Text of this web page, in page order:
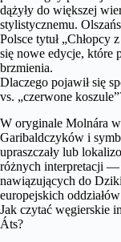
dążyły do większej
stylistycznemu.
Polsce tytuł „Chłopcy
się nowe edycje, które
brzmienia.
Dlaczego pojawił się
vs. „czerwone
W oryginale Molnára
Garibaldczyków i
upraszczały lub
różnych interpretacji —
nawiązujących do
europejskich
Jak czytać węgierskie
Áts?